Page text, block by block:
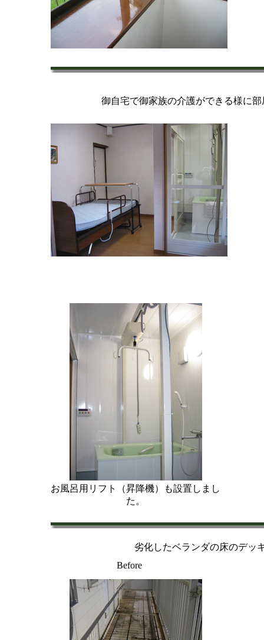
御自宅で御家族の介護ができる様に
お風呂用リフト（昇降機）も設置しまし
た。
劣化したベランダの床のデッ
Before